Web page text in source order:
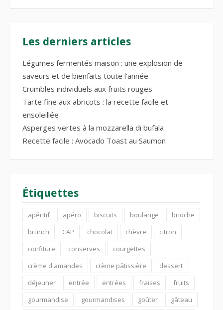
Les derniers articles
Légumes fermentés maison : une explosion de
saveurs et de bienfaits toute l’année
Crumbles individuels aux fruits rouges
Tarte fine aux abricots : la recette facile et
ensoleillée
Asperges vertes à la mozzarella di bufala
Recette facile : Avocado Toast au Saumon
Étiquettes
apéritif apéro biscuits boulange
brioche
brunch
CAP chocolat chèvre
citron
confiture
conserves
courgettes
crème d'amandes
crème pâtissière
dessert
déjeuner
entrée entrées fraises
fruits
gourmandise
gourmandises goûter gâteau